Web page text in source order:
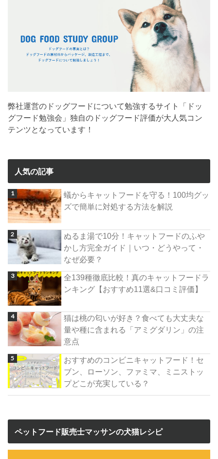
弊社運営のドッグフードについて勉強するサイト「ドッ
グフード勉強会」独自のドッグフード評価が大人気コン
テンツとなっています！
人気の記事
蟻からキャットフードを守る！100均グッ
ズで簡単に対処する方法を解説
ぬるま湯で10分！キャットフードのふや
かし方完全ガイド｜いつ・どうやって・
なぜ必要？
全139種徹底比較！真のキャットフードラ
ンキング【おすすめ11選&口コミ評価】
猫は桃の匂いが好き？食べても大丈夫な
量や種に含まれる「アミグダリン」の注
意点
おすすめのコンビニキャットフード！セ
ブン、ローソン、ファミマ、ミニストッ
プどこが充実している？
ペットフード販売士マッサンの犬猫レシピ